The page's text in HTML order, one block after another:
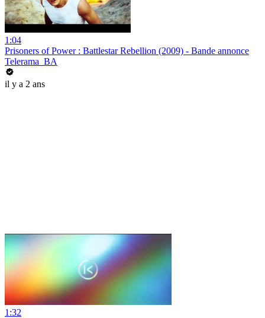
1:04
Prisoners of Power : Battlestar Rebellion (2009) - Bande annonce
Telerama_BA
il y a 2 ans
1:32